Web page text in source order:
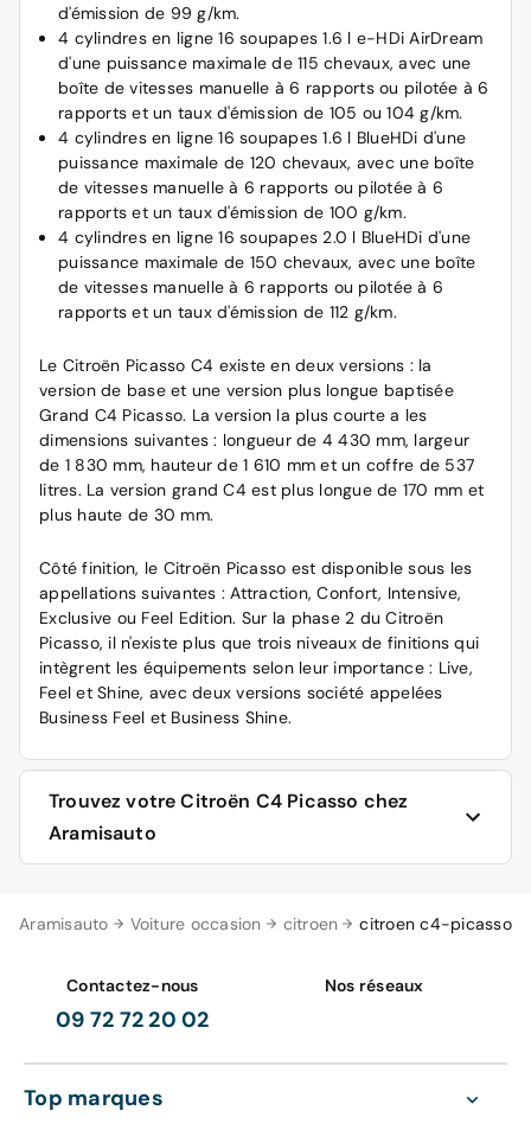
Aramisauto Voiture occasion citroen citroen c4-picasso
d'émission de 99 g/km.
4 cylindres en ligne 16 soupapes 1.6 l e-HDi AirDream
d'une puissance maximale de 115 chevaux, avec une
boîte de vitesses manuelle à 6 rapports ou pilotée à 6
rapports et un taux d'émission de 105 ou 104 g/km.
4 cylindres en ligne 16 soupapes 1.6 l BlueHDi d'une
puissance maximale de 120 chevaux, avec une boîte
de vitesses manuelle à 6 rapports ou pilotée à 6
rapports et un taux d'émission de 100 g/km.
4 cylindres en ligne 16 soupapes 2.0 l BlueHDi d'une
puissance maximale de 150 chevaux, avec une boîte
de vitesses manuelle à 6 rapports ou pilotée à 6
rapports et un taux d'émission de 112 g/km.
Le Citroën Picasso C4 existe en deux versions : la
version de base et une version plus longue baptisée
Grand C4 Picasso. La version la plus courte a les
dimensions suivantes : longueur de 4 430 mm, largeur
de 1 830 mm, hauteur de 1 610 mm et un coffre de 537
litres. La version grand C4 est plus longue de 170 mm et
plus haute de 30 mm.
Côté finition, le Citroën Picasso est disponible sous les
appellations suivantes : Attraction, Confort, Intensive,
Exclusive ou Feel Edition. Sur la phase 2 du Citroën
Picasso, il n'existe plus que trois niveaux de finitions qui
intègrent les équipements selon leur importance : Live,
Feel et Shine, avec deux versions société appelées
Business Feel et Business Shine.
Trouvez votre Citroën C4 Picasso chez
Aramisauto
reconditionnées, 0 km ou neuves sont disponibles en
Pour information, toutes les voitures d’occasion
accompagnées d'une garantie entretien inclus sans frais
preuve de la fiabilité des modèles d’occasion
Contactez-nous
09 72 72 20 02
Nos réseaux
Top marques